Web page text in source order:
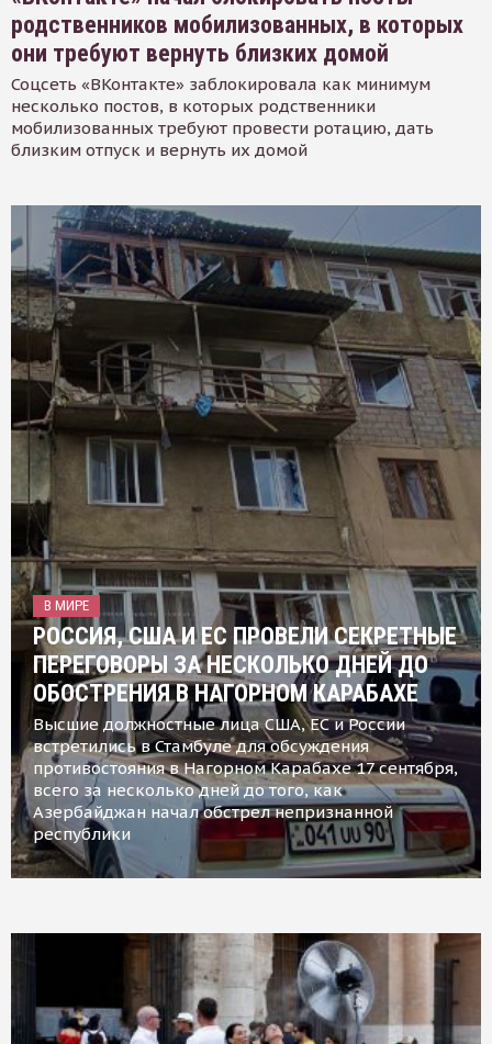
родственников мобилизованных, в которых
они требуют вернуть близких домой
Соцсеть «ВКонтакте» заблокировала как минимум
несколько постов, в которых родственники
мобилизованных требуют провести ротацию, дать
близким отпуск и вернуть их домой
В МИРЕ
РОССИЯ, США И ЕС ПРОВЕЛИ СЕКРЕТНЫЕ
ПЕРЕГОВОРЫ ЗА НЕСКОЛЬКО ДНЕЙ ДО
ОБОСТРЕНИЯ В НАГОРНОМ КАРАБАХЕ
Высшие должностные лица США, ЕС и России
встретились в Стамбуле для обсуждения
противостояния в Нагорном Карабахе 17 сентября,
всего за несколько дней до того, как
Азербайджан начал обстрел непризнанной
республики